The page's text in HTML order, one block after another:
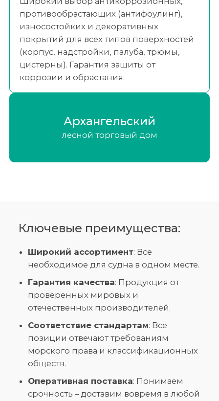
противообрастающих (антифоулинг),
износостойких и декоративных
покрытий для всех типов поверхностей
(корпус, надстройки, палуба, трюмы,
цистерны). Гарантия защиты от
коррозии и обрастания.
Архангельский
лесной торговый дом
Ключевые преимущества:
Широкий ассортимент: Все
необходимое для судна в одном месте.
Гарантия качества: Продукция от
проверенных мировых и
отечественных производителей.
Соответствие стандартам: Все
позиции отвечают требованиям
морского права и классификационных
обществ.
Оперативная поставка: Понимаем
срочность – доставим вовремя в любой